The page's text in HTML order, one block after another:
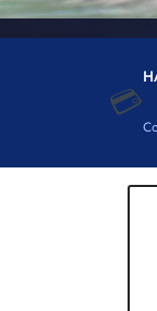
💳